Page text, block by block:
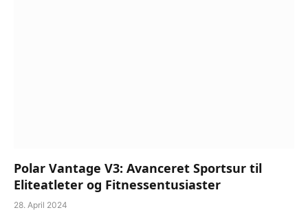
Polar Vantage V3: Avanceret Sportsur til
Eliteatleter og Fitnessentusiaster
28. April 2024